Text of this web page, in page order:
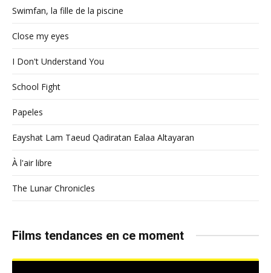
Swimfan, la fille de la piscine
Close my eyes
I Don't Understand You
School Fight
Papeles
Eayshat Lam Taeud Qadiratan Ealaa Altayaran
À l'air libre
The Lunar Chronicles
Films tendances en ce moment